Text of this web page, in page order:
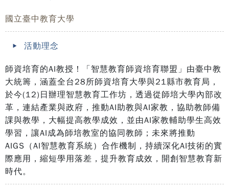
國立臺中教育大學
活動理念
師資培育的AI教授！「智慧教育師資培育聯盟」由臺中教
大統籌，涵蓋全台28所師資培育大學與21縣市教育局，
於今(12)日辦理智慧教育工作坊，透過從師培大學內部改
革，連結產業與政府，推動AI助教與AI家教，協助教師備
課與教學，大幅提高教學成效，並由AI家教輔助學生高效
學習，讓AI成為師培教室的協同教師；未來將推動
AIGS（AI智慧教育系統）合作機制，持續深化AI技術的實
際應用，縮短學用落差，提升教育成效，開創智慧教育新
時代。